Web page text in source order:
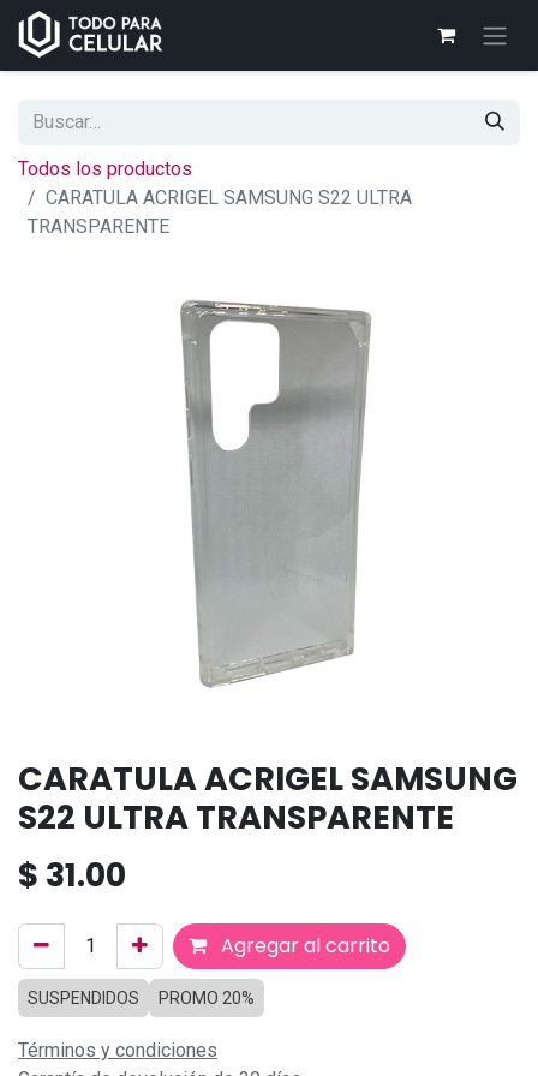
Todos los productos
CARATULA ACRIGEL SAMSUNG S22 ULTRA
TRANSPARENTE
CARATULA ACRIGEL SAMSUNG
S22 ULTRA TRANSPARENTE
$ 31.00
Agregar al carrito
SUSPENDIDOS PROMO 20%
Términos y condiciones